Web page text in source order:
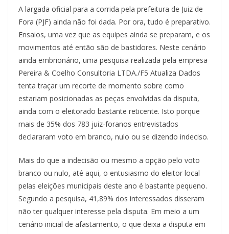
A largada oficial para a corrida pela prefeitura de Juiz de
Fora (PJF) ainda não foi dada. Por ora, tudo é preparativo.
Ensaios, uma vez que as equipes ainda se preparam, e os
movimentos até então são de bastidores. Neste cenário
ainda embrionário, uma pesquisa realizada pela empresa
Pereira & Coelho Consultoria LTDA./F5 Atualiza Dados
tenta traçar um recorte de momento sobre como
estariam posicionadas as peças envolvidas da disputa,
ainda com o eleitorado bastante reticente. Isto porque
mais de 35% dos 783 juiz-foranos entrevistados
declararam voto em branco, nulo ou se dizendo indeciso.
Mais do que a indecisão ou mesmo a opção pelo voto
branco ou nulo, até aqui, o entusiasmo do eleitor local
pelas eleições municipais deste ano é bastante pequeno.
Segundo a pesquisa, 41,89% dos interessados disseram
não ter qualquer interesse pela disputa. Em meio a um
cenário inicial de afastamento, o que deixa a disputa em